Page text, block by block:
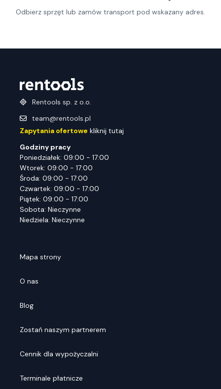
Odbierz sprzęt lub zamów transport pod wskazany adres.
Rentools sp. z o.o.
team@rentools.pl
Zapytania ofertowe kliknij tutaj
Godziny pracy
Poniedziałek: 09:00 - 17:00
Wtorek: 09:00 - 17:00
Środa: 09:00 - 17:00
Czwartek: 09:00 - 17:00
Piątek: 09:00 - 17:00
Sobota: Nieczynne
Niedziela: Nieczynne
Mapa strony
O nas
Blog
Zostań naszym partnerem
Cennik dla wypożyczalni
Terminale płatnicze